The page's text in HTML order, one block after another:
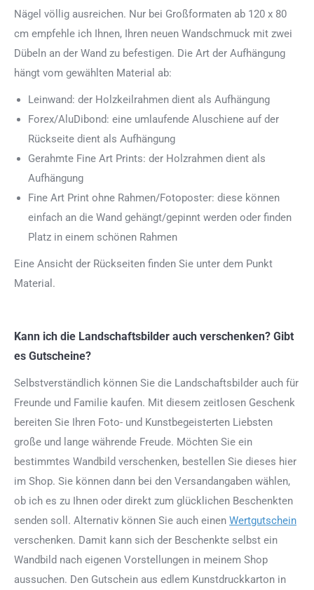
Nägel völlig ausreichen. Nur bei Großformaten ab 120 x 80
cm empfehle ich Ihnen, Ihren neuen Wandschmuck mit zwei
Dübeln an der Wand zu befestigen. Die Art der Aufhängung
hängt vom gewählten Material ab:
Leinwand: der Holzkeilrahmen dient als Aufhängung
Forex/AluDibond: eine umlaufende Aluschiene auf der
Rückseite dient als Aufhängung
Gerahmte Fine Art Prints: der Holzrahmen dient als
Aufhängung
Fine Art Print ohne Rahmen/Fotoposter: diese können
einfach an die Wand gehängt/gepinnt werden oder finden
Platz in einem schönen Rahmen
Eine Ansicht der Rückseiten finden Sie unter dem Punkt
Material.
Kann ich die Landschaftsbilder auch verschenken? Gibt
es Gutscheine?
Selbstverständlich können Sie die Landschaftsbilder auch für
Freunde und Familie kaufen. Mit diesem zeitlosen Geschenk
bereiten Sie Ihren Foto- und Kunstbegeisterten Liebsten
große und lange währende Freude. Möchten Sie ein
bestimmtes Wandbild verschenken, bestellen Sie dieses hier
im Shop. Sie können dann bei den Versandangaben wählen,
ob ich es zu Ihnen oder direkt zum glücklichen Beschenkten
senden soll. Alternativ können Sie auch einen Wertgutschein
verschenken. Damit kann sich der Beschenkte selbst ein
Wandbild nach eigenen Vorstellungen in meinem Shop
aussuchen. Den Gutschein aus edlem Kunstdruckkarton in